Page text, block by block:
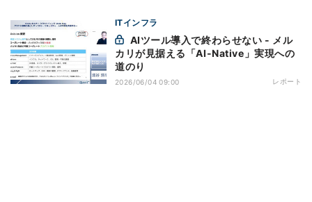
ITインフラ
カリが見据える「AI-Native」実現への
道のり
2026/06/04 09:00 レポート